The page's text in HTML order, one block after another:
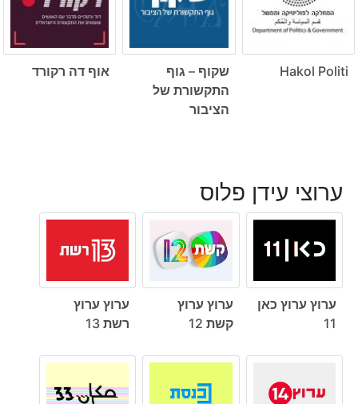
Hakol Politi
שקוף – גוף
התקשורת של
הציבור
אוף דה רקורד
ערוצי עידן פלוס
ערוץ ערוץ כאן
11
ערוץ ערוץ
קשת 12
ערוץ ערוץ
רשת 13